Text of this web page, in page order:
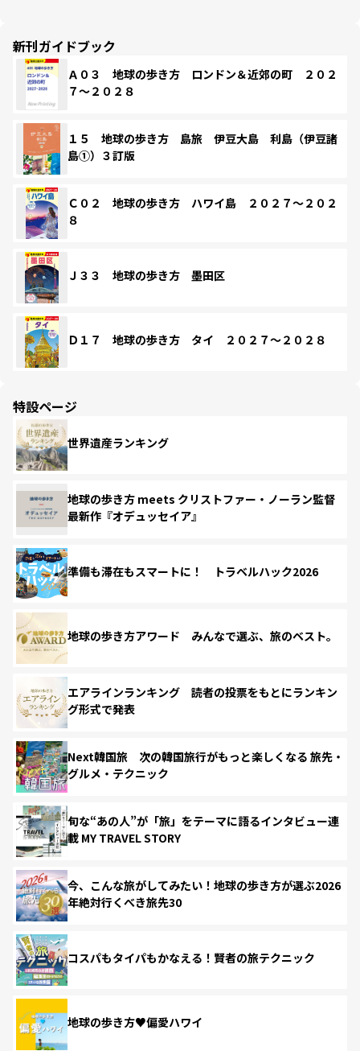
新刊ガイドブック
Ａ０３ 地球の歩き方 ロンドン＆近郊の町 ２０２
７～２０２８
１５ 地球の歩き方 島旅 伊豆大島 利島（伊豆諸
島①）３訂版
Ｃ０２ 地球の歩き方 ハワイ島 ２０２７～２０２
８
Ｊ３３ 地球の歩き方 墨田区
Ｄ１７ 地球の歩き方 タイ ２０２７～２０２８
特設ページ
世界遺産ランキング
地球の歩き方 meets クリストファー・ノーラン監督
最新作『オデュッセイア』
準備も滞在もスマートに！ トラベルハック2026
地球の歩き方アワード みんなで選ぶ、旅のベスト。
エアラインランキング 読者の投票をもとにランキン
グ形式で発表
Next韓国旅 次の韓国旅行がもっと楽しくなる 旅先・
グルメ・テクニック
旬な“あの人”が「旅」をテーマに語るインタビュー連
載 MY TRAVEL STORY
今、こんな旅がしてみたい！地球の歩き方が選ぶ2026
年絶対行くべき旅先30
コスパもタイパもかなえる！賢者の旅テクニック
地球の歩き方♥偏愛ハワイ